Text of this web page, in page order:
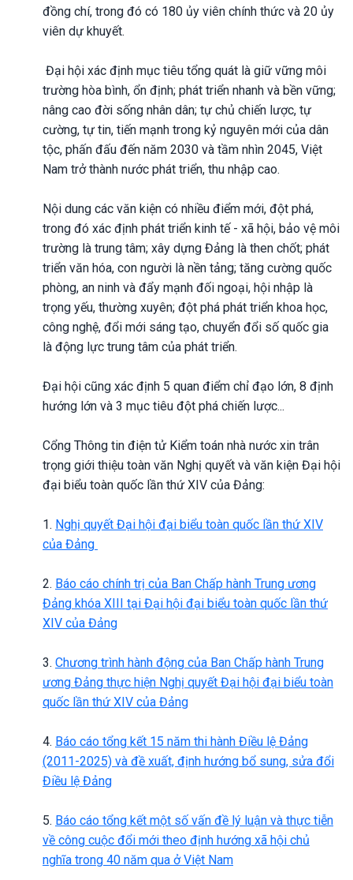
đồng chí, trong đó có 180 ủy viên chính thức và 20 ủy
viên dự khuyết.
Đại hội xác định mục tiêu tổng quát là giữ vững môi
trường hòa bình, ổn định; phát triển nhanh và bền vững;
nâng cao đời sống nhân dân; tự chủ chiến lược, tự
cường, tự tin, tiến mạnh trong kỷ nguyên mới của dân
tộc, phấn đấu đến năm 2030 và tầm nhìn 2045, Việt
Nam trở thành nước phát triển, thu nhập cao.
Nội dung các văn kiện có nhiều điểm mới, đột phá,
trong đó xác định phát triển kinh tế - xã hội, bảo vệ môi
trường là trung tâm; xây dựng Đảng là then chốt; phát
triển văn hóa, con người là nền tảng; tăng cường quốc
phòng, an ninh và đẩy mạnh đối ngoại, hội nhập là
trọng yếu, thường xuyên; đột phá phát triển khoa học,
công nghệ, đổi mới sáng tạo, chuyển đổi số quốc gia
là động lực trung tâm của phát triển.
Đại hội cũng xác định 5 quan điểm chỉ đạo lớn, 8 định
hướng lớn và 3 mục tiêu đột phá chiến lược...
Cổng Thông tin điện tử Kiểm toán nhà nước xin trân
trọng giới thiệu toàn văn Nghị quyết và văn kiện Đại hội
đại biểu toàn quốc lần thứ XIV của Đảng:
1. Nghị quyết Đại hội đại biểu toàn quốc lần thứ XIV
của Đảng
2. Báo cáo chính trị của Ban Chấp hành Trung ương
Đảng khóa XIII tại Đại hội đại biểu toàn quốc lần thứ
XIV của Đảng
3. Chương trình hành động của Ban Chấp hành Trung
ương Đảng thực hiện Nghị quyết Đại hội đại biểu toàn
quốc lần thứ XIV của Đảng
4. Báo cáo tổng kết 15 năm thi hành Điều lệ Đảng
(2011-2025) và đề xuất, định hướng bổ sung, sửa đổi
Điều lệ Đảng
5. Báo cáo tổng kết một số vấn đề lý luận và thực tiễn
về công cuộc đổi mới theo định hướng xã hội chủ
nghĩa trong 40 năm qua ở Việt Nam